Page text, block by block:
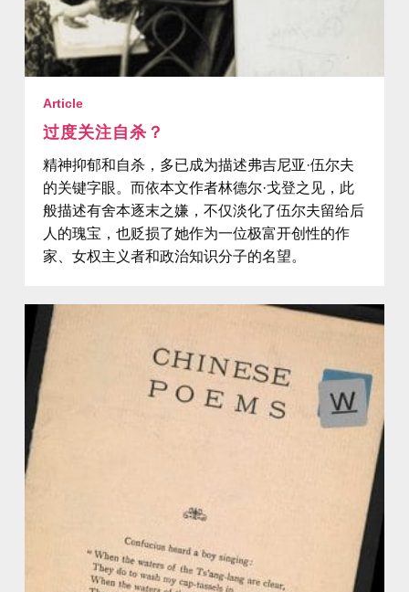
Article
过度关注自杀？
精神抑郁和自杀，多已成为描述弗吉尼亚·伍尔夫
的关键字眼。而依本文作者林德尔·戈登之见，此
般描述有舍本逐末之嫌，不仅淡化了伍尔夫留给后
人的瑰宝，也贬损了她作为一位极富开创性的作
家、女权主义者和政治知识分子的名望。